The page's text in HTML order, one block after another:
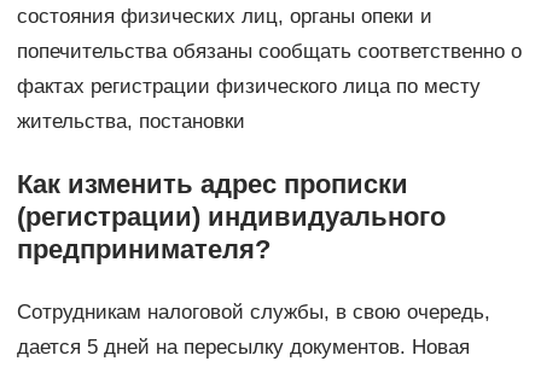
состояния физических лиц, органы опеки и
попечительства обязаны сообщать соответственно о
фактах регистрации физического лица по месту
жительства, постановки
Как изменить адрес прописки
(регистрации) индивидуального
предпринимателя?
Сотрудникам налоговой службы, в свою очередь,
дается 5 дней на пересылку документов. Новая